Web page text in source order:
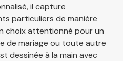
il capture
particuliers de manière
choix attentionné pour un
de mariage ou toute autre
dessinée à la main avec